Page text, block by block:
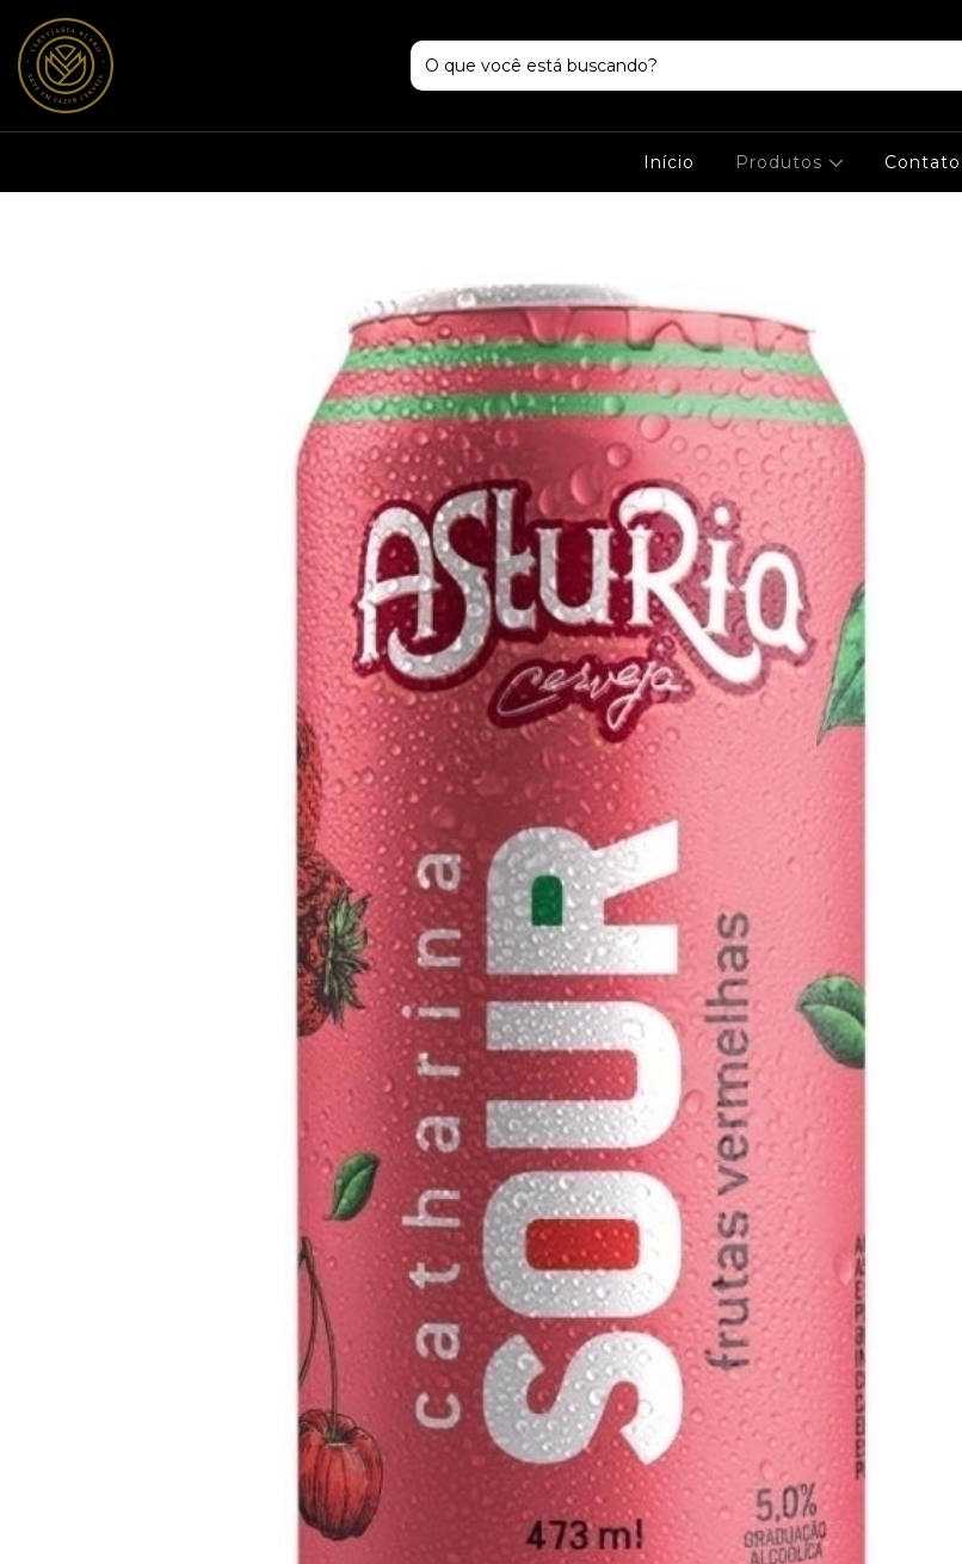
Início Produtos Contato